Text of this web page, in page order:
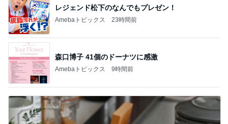
レジェンド松下のなんでもプレゼン！
Amebaトピックス 23時間前
森口博子 41個のドーナツに感激
Amebaトピックス 9時間前